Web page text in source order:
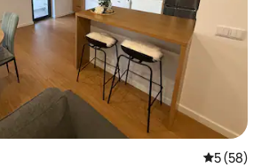
Prosječna
5 (58)